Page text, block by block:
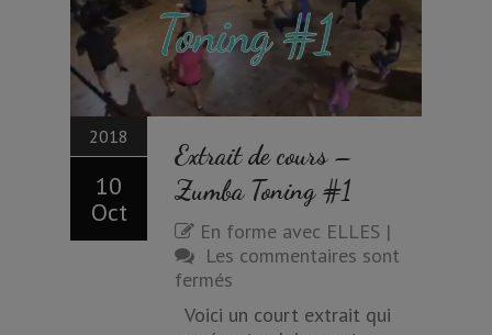
2018
10
Oct
Extrait de cours –
Zumba Toning #1
En forme avec ELLES |
Les commentaires sont
fermés
Voici un court extrait qui